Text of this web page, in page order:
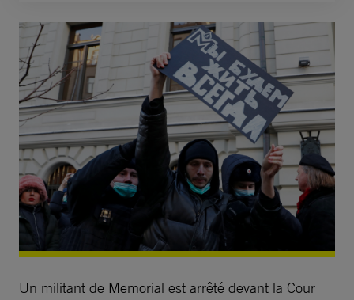
Un militant de Memorial est arrêté devant la Cour